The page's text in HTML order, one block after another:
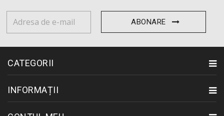
ABONARE
CATEGORII
INFORMAȚII